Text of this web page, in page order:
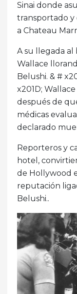
Sinai donde
transportado y
a Chateau
A su llegada
Wallace
Belushi. & #
x201D;
después de
médicas
declarado
Reporteros y
hotel,
de Hollywood
reputación
Belushi..